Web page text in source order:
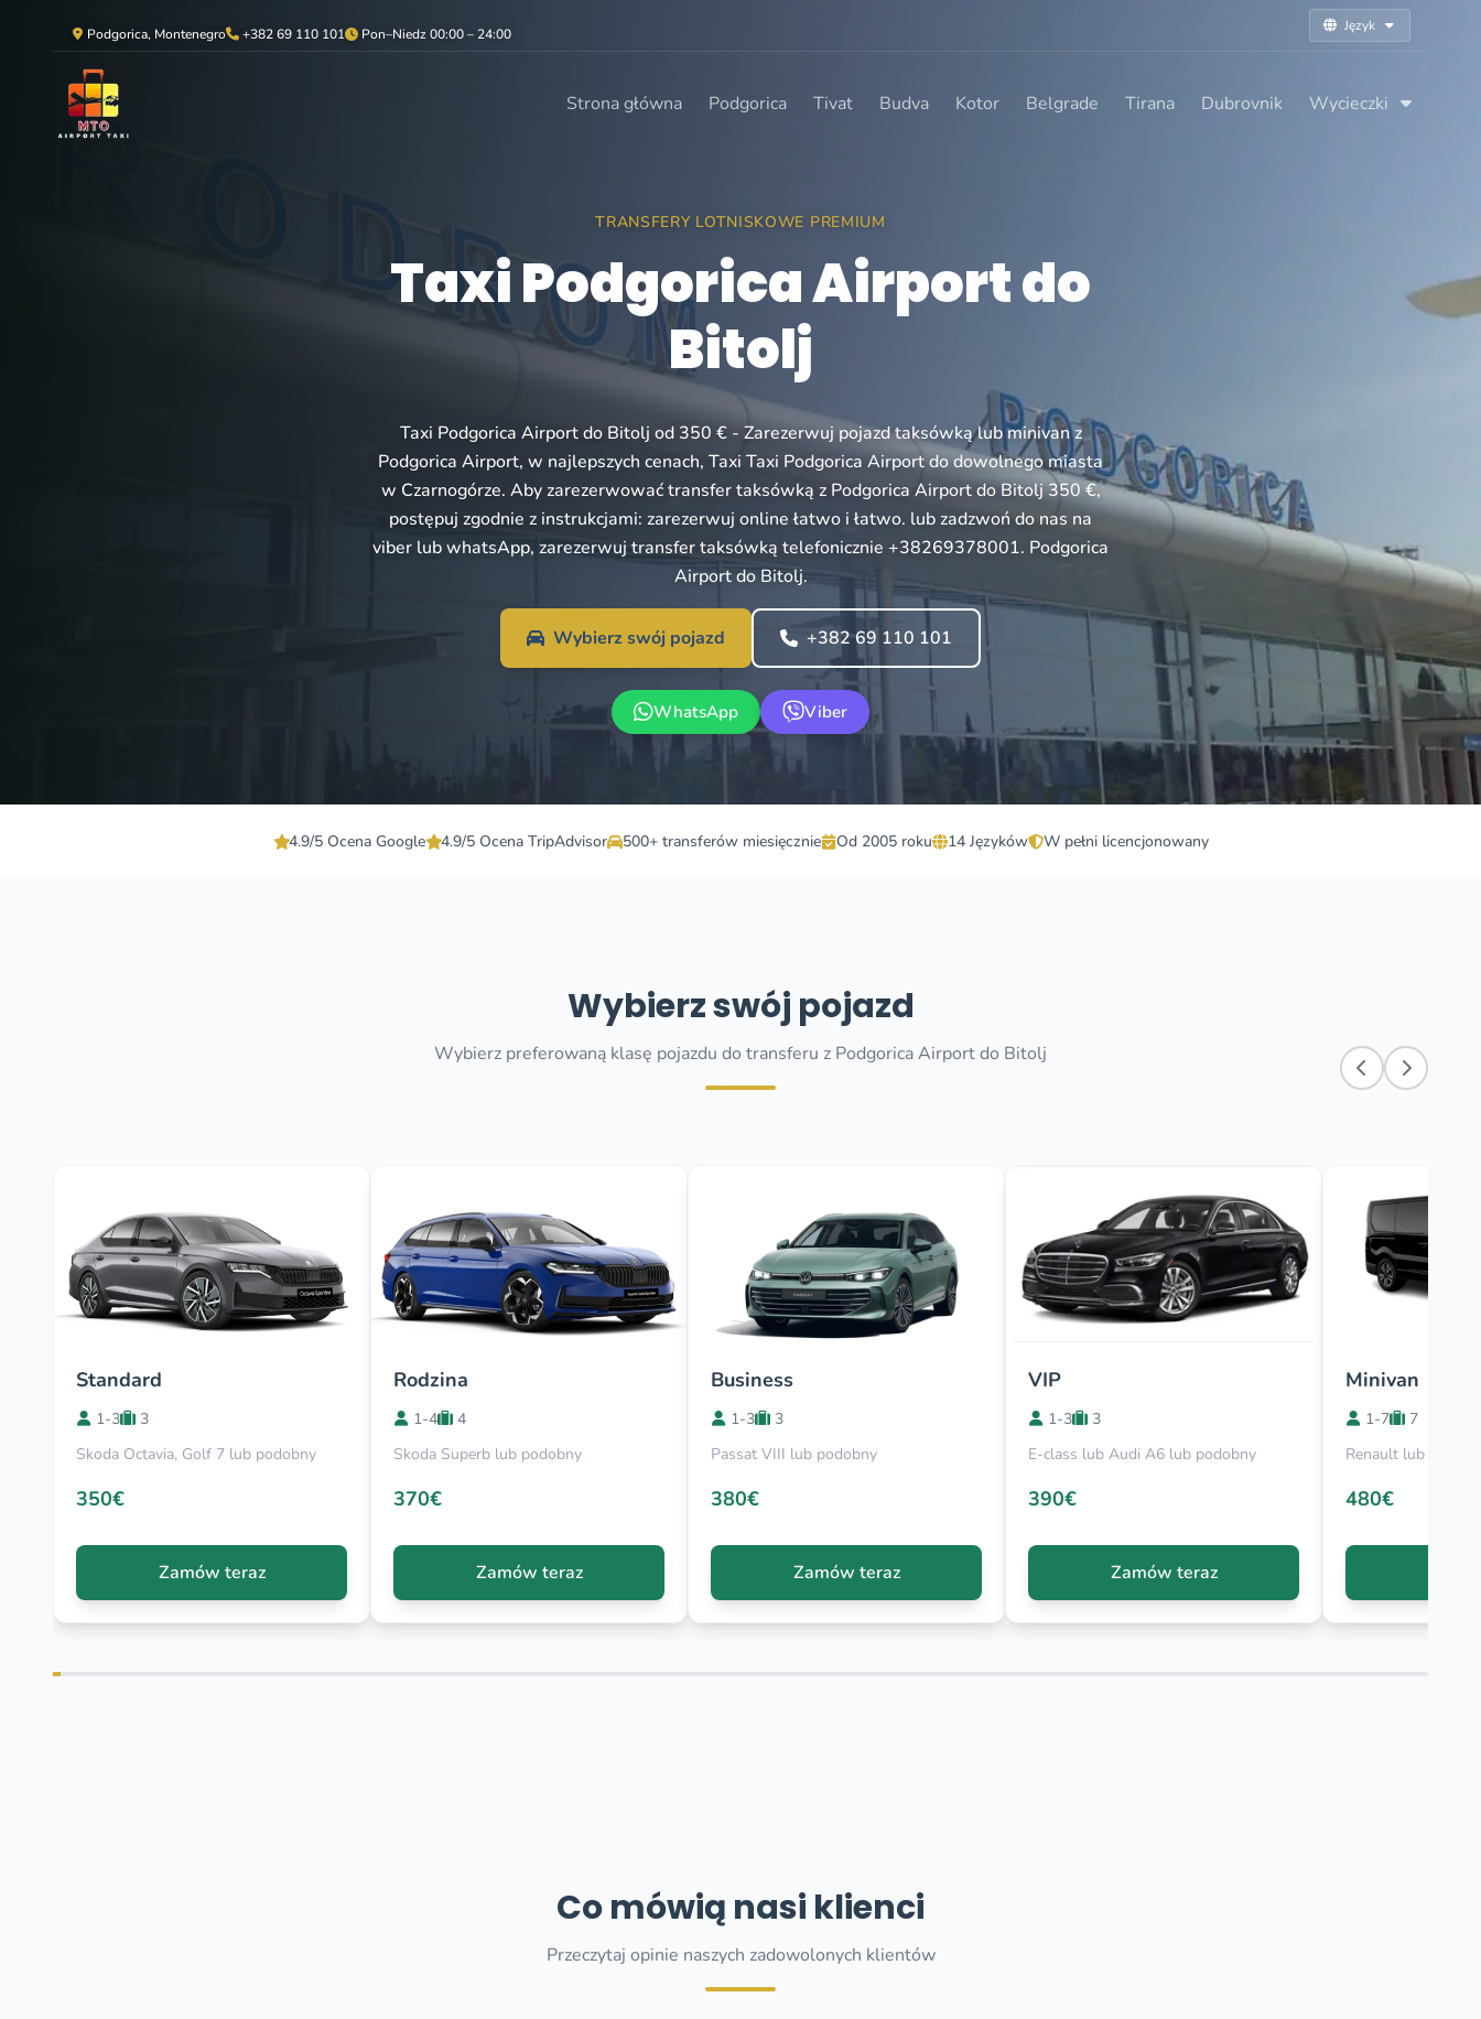
Podgorica, Montenegro +382 69 110 101 Pon–Niedz 00:00 – 24:00 Język
Strona główna Podgorica Tivat Budva Kotor Belgrade Tirana Dubrovnik Wycieczki
TRANSFERY LOTNISKOWE PREMIUM
Taxi Podgorica Airport do
Bitolj
Taxi Podgorica Airport do Bitolj od 350 € - Zarezerwuj pojazd taksówką lub minivan z
Podgorica Airport, w najlepszych cenach, Taxi Taxi Podgorica Airport do dowolnego miasta
w Czarnogórze. Aby zarezerwować transfer taksówką z Podgorica Airport do Bitolj 350 €,
postępuj zgodnie z instrukcjami: zarezerwuj online łatwo i łatwo. lub zadzwoń do nas na
viber lub whatsApp, zarezerwuj transfer taksówką telefonicznie +38269378001. Podgorica
Airport do Bitolj.
Wybierz swój pojazd +382 69 110 101
WhatsApp Viber
4.9/5 Ocena Google 4.9/5 Ocena TripAdvisor 500+ transferów miesięcznie Od 2005 roku 14 Języków W pełni licencjonowany
Wybierz swój pojazd
Wybierz preferowaną klasę pojazdu do transferu z Podgorica Airport do Bitolj
Standard
1-3
3
Skoda Octavia, Golf 7 lub podobny
350€
Zamów teraz
Rodzina
1-4
4
Skoda Superb lub podobny
370€
Zamów teraz
Business
1-3
3
Passat VIII lub podobny
380€
Zamów teraz
VIP
1-3
3
E-class lub Audi A6 lub podobny
390€
Zamów teraz
Minivan
1-7
7
Renault lub Viano
480€
Co mówią nasi klienci
Przeczytaj opinie naszych zadowolonych klientów